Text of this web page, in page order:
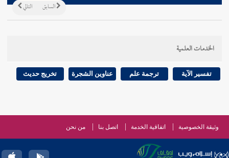
التالي السابق
الخدمات العلمية
تفسير الآية ترجمة علم عناوين الشجرة تخريج حديث
وثيقة الخصوصية اتفاقية الخدمة اتصل بنا من نحن